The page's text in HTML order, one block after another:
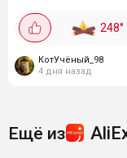
боятся. Работают 9
чехлом 40 часов. 10-
драйверы, частоты...
248°
КотУчёный_98
4 дня назад
Ещё из